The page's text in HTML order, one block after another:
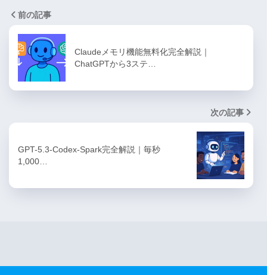
前の記事
Claudeメモリ機能無料化完全解説｜
ChatGPTから3ステ…
次の記事
GPT-5.3-Codex-Spark完全解説｜毎秒
1,000…